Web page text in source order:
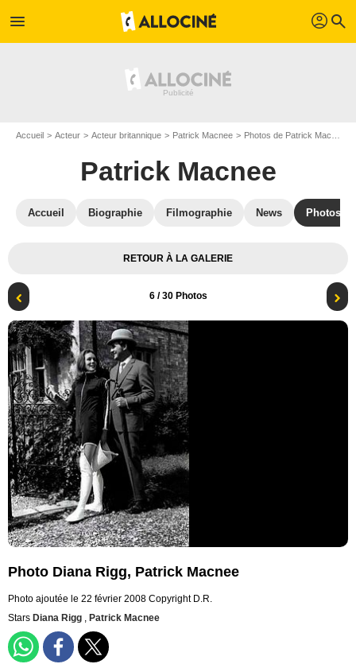
menu profil search
Accueil Acteur Acteur britannique Patrick Macnee Photos de Patrick Macnee
Patrick Macnee
Accueil Biographie Filmographie News Photos
RETOUR À LA GALERIE
6/ 30 Photos
Photo Diana Rigg, Patrick Macnee
Photo ajoutée le 22 février 2008 Copyright D.R.
Stars Diana Rigg , Patrick Macnee